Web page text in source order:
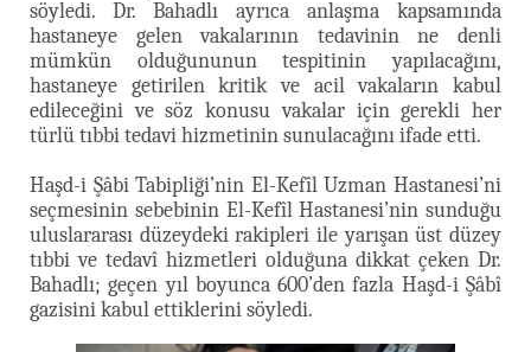
söyledi. Dr. Bahadlı ayrıca anlaşma kapsamında
hastaneye gelen vakalarının tedavinin ne denli
mümkün olduğununun tespitinin yapılacağını,
hastaneye getirilen kritik ve acil vakaların kabul
edileceğini ve söz konusu vakalar için gerekli her
türlü tıbbi tedavi hizmetinin sunulacağını ifade etti.
Haşd-i Şâbi Tabipliği’nin El-Kefîl Uzman Hastanesi’ni
seçmesinin sebebinin El-Kefîl Hastanesi’nin sunduğu
uluslararası düzeydeki rakipleri ile yarışan üst düzey
tıbbi ve tedavî hizmetleri olduğuna dikkat çeken Dr.
Bahadlı; geçen yıl boyunca 600’den fazla Haşd-i Şâbî
gazisini kabul ettiklerini söyledi.